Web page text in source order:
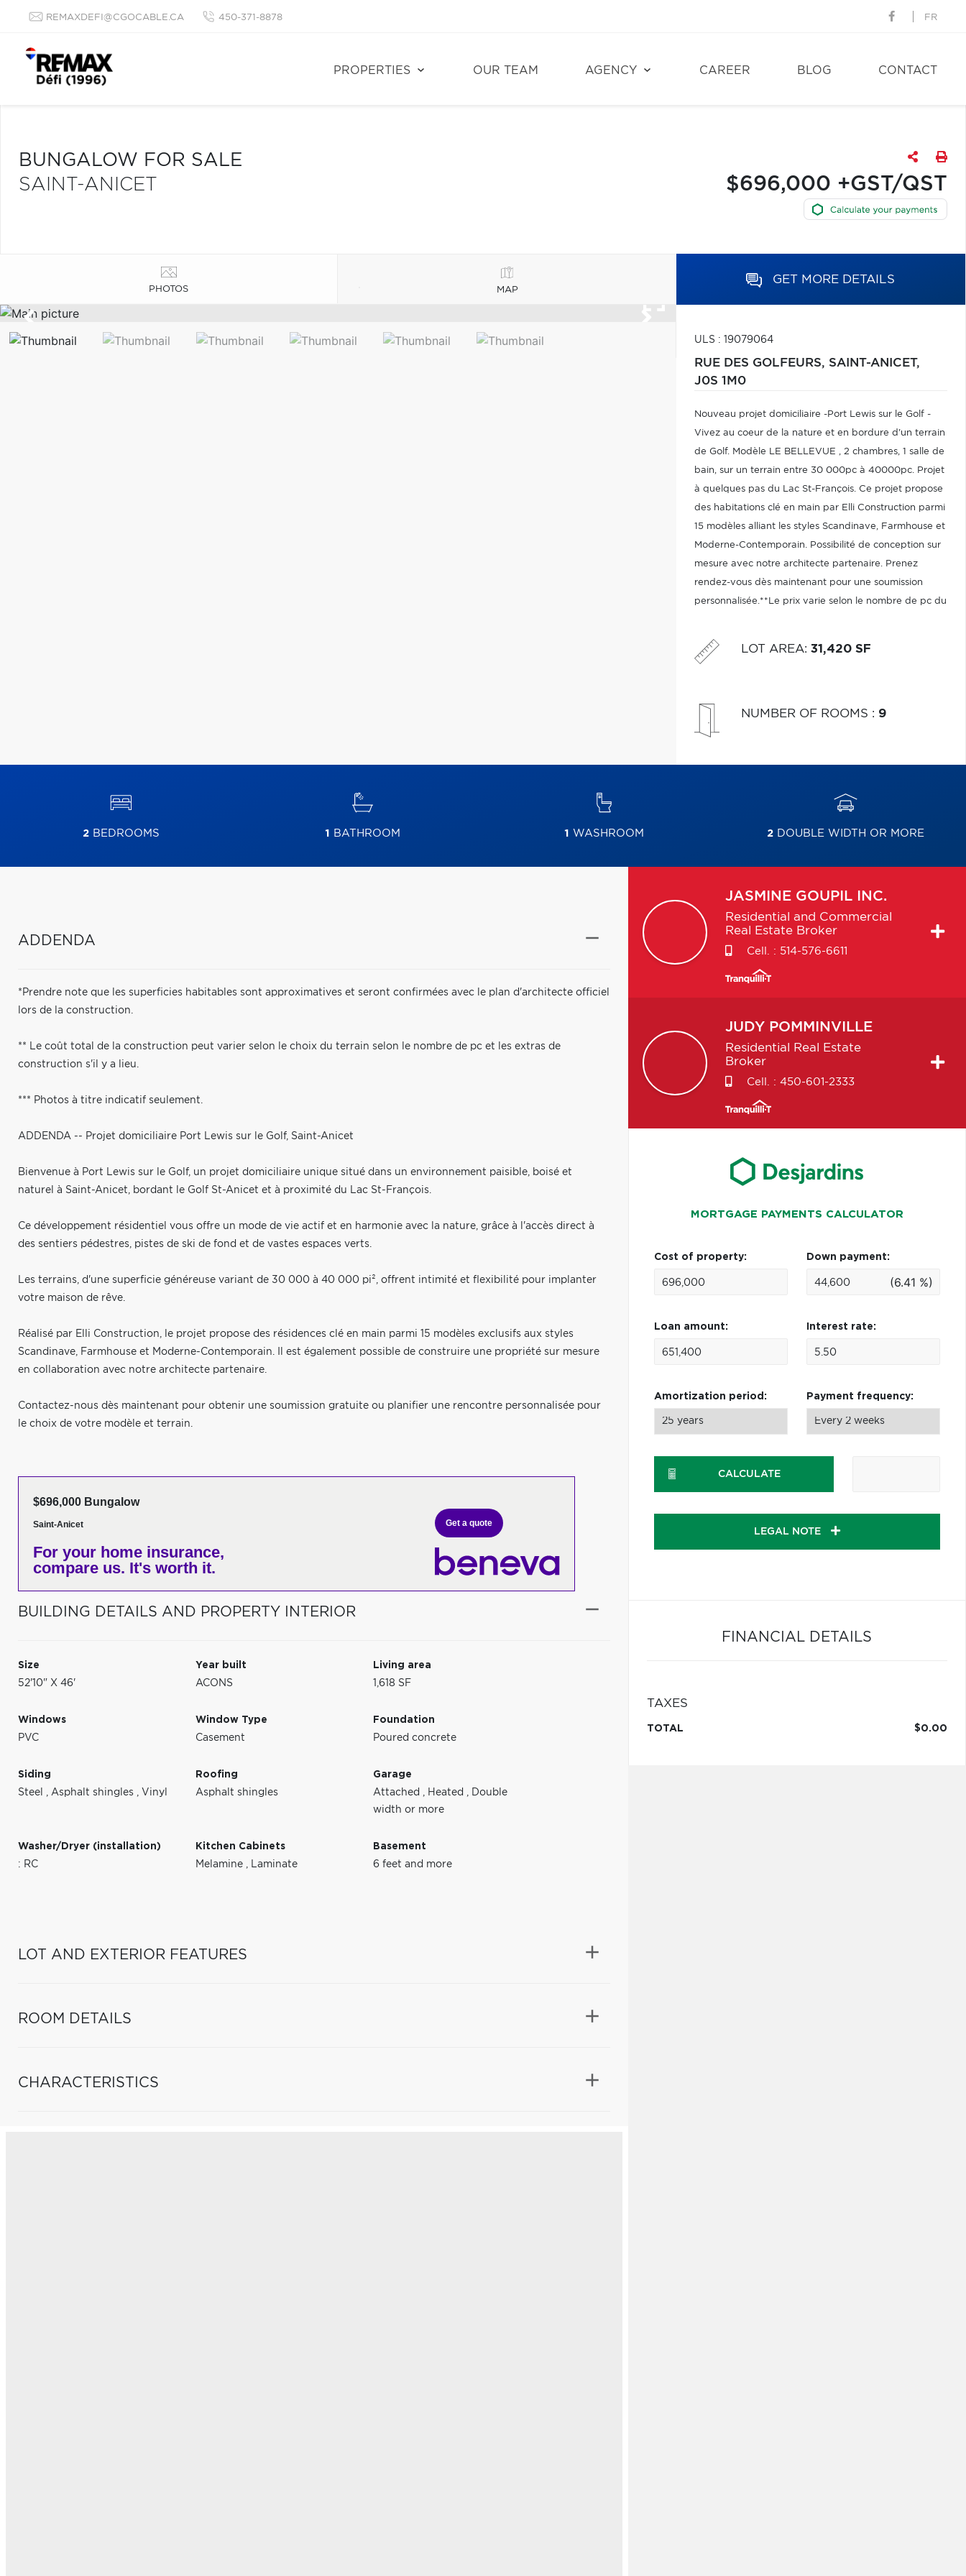
REMAXDEFI@CGOCABLE.CA 450-371-8878 FR
PROPERTIES OUR TEAM AGENCY CAREER BLOG CONTACT
BUNGALOW FOR SALE
SAINT-ANICET
$696,000 +GST/QST
PHOTOS MAP
GET MORE DETAILS
ULS : 19079064
RUE DES GOLFEURS, SAINT-ANICET,
J0S 1M0
Nouveau projet domiciliaire -Port Lewis sur le Golf -
Vivez au coeur de la nature et en bordure d'un terrain
de Golf. Modèle LE BELLEVUE , 2 chambres, 1 salle de
bain, sur un terrain entre 30 000pc à 40000pc. Projet
à quelques pas du Lac St-François. Ce projet propose
des habitations clé en main par Elli Construction parmi
15 modèles alliant les styles Scandinave, Farmhouse et
Moderne-Contemporain. Possibilité de conception sur
mesure avec notre architecte partenaire. Prenez
rendez-vous dès maintenant pour une soumission
personnalisée.**Le prix varie selon le nombre de pc du
LOT AREA: 31,420 SF
NUMBER OF ROOMS : 9
2BEDROOMS 1 BATHROOM 1 WASHROOM 2DOUBLE WIDTH OR MORE
ADDENDA
*Prendre note que les superficies habitables sont approximatives et seront confirmées avec le plan d'architecte officiel
lors de la construction.
** Le coût total de la construction peut varier selon le choix du terrain selon le nombre de pc et les extras de
construction s'il y a lieu.
*** Photos à titre indicatif seulement.
ADDENDA -- Projet domiciliaire Port Lewis sur le Golf, Saint-Anicet
Bienvenue à Port Lewis sur le Golf, un projet domiciliaire unique situé dans un environnement paisible, boisé et
naturel à Saint-Anicet, bordant le Golf St-Anicet et à proximité du Lac St-François.
Ce développement résidentiel vous offre un mode de vie actif et en harmonie avec la nature, grâce à l'accès direct à
des sentiers pédestres, pistes de ski de fond et de vastes espaces verts.
Les terrains, d'une superficie généreuse variant de 30 000 à 40 000 pi², offrent intimité et flexibilité pour implanter
votre maison de rêve.
Réalisé par Elli Construction, le projet propose des résidences clé en main parmi 15 modèles exclusifs aux styles
Scandinave, Farmhouse et Moderne-Contemporain. Il est également possible de construire une propriété sur mesure
en collaboration avec notre architecte partenaire.
Contactez-nous dès maintenant pour obtenir une soumission gratuite ou planifier une rencontre personnalisée pour
le choix de votre modèle et terrain.
$696,000 Bungalow
Saint-Anicet
For your home insurance,
compare us. It's worth it.
Get a quote
BUILDING DETAILS AND PROPERTY INTERIOR
Size
52'10" X 46'
Year built
ACONS
Living area
1,618 SF
Windows
PVC
Window Type
Casement
Foundation
Poured concrete
Siding
Steel , Asphalt shingles , Vinyl
Roofing
Asphalt shingles
Garage
Attached , Heated , Double
width or more
Washer/Dryer (installation)
: RC
Kitchen Cabinets
Melamine , Laminate
Basement
6 feet and more
LOT AND EXTERIOR FEATURES
ROOM DETAILS
CHARACTERISTICS
JASMINE GOUPIL INC.
Residential and Commercial
Real Estate Broker
Cell. : 514-576-6611
JUDY POMMINVILLE
Residential Real Estate
Broker
Cell. : 450-601-2333
MORTGAGE PAYMENTS CALCULATOR
Cost of property: Down payment:
(6.41 %)
Loan amount: Interest rate:
Amortization period: Payment frequency:
CALCULATE
LEGAL NOTE
FINANCIAL DETAILS
TAXES
TOTAL $0.00